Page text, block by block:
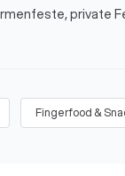
private
Fingerfood &